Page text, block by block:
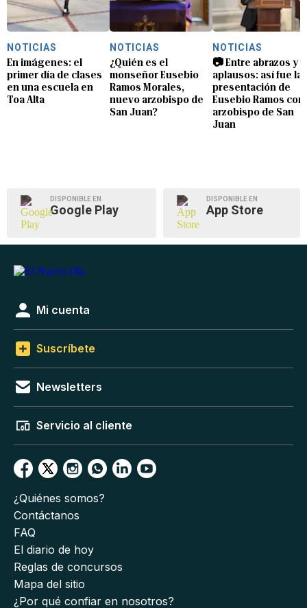
NOTICIAS
En imágenes: el
primer día de clases
en una escuela en
Toa Alta
NOTICIAS
¿Quién es el
monseñor Eusebio
Ramos Morales,
nuevo arzobispo de
San Juan?
NOTICIAS
📷 Entre abrazos y
aplausos: así fue la
presentación de
Eusebio Ramos
arzobispo de San
Juan
DISPONIBLE EN
Google Play
DISPONIBLE EN
App Store
Mi cuenta
Suscríbete
Newsletters
Servicio al cliente
¿Quiénes somos?
Contáctanos
FAQ
El diario de hoy
Reglas de concursos
Mapa del sitio
¿Por qué confiar en nosotros?